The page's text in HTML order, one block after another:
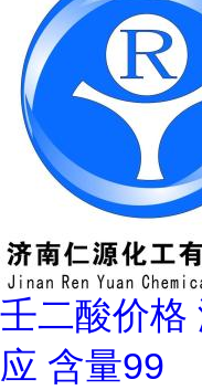
壬二酸价格
应 含量99